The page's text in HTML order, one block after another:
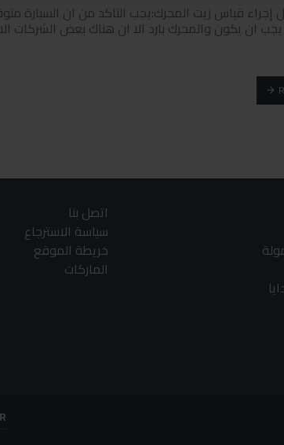
إجراء قياس زيت المحرك:يجب التاكد من ان السيارة
ان يكون والمحرك بارد الا ان هناك بعض
اتصل بنا
سياسة الاسترجاع
خريطة الموقع
الماركات